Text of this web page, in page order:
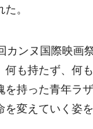
。
ンヌ国際映画
何も持たず、何
を持った青年ラ
変えていく姿を